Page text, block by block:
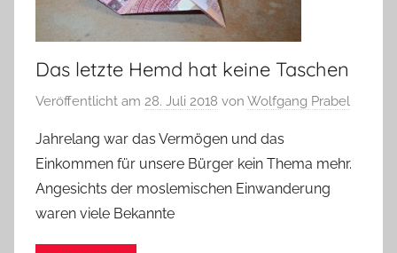
Das letzte Hemd hat keine Taschen
Veröffentlicht am 28. Juli 2018 von Wolfgang Prabel
Jahrelang war das Vermögen und das
Einkommen für unsere Bürger kein Thema mehr.
Angesichts der moslemischen Einwanderung
waren viele Bekannte